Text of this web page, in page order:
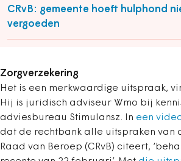
CRvB: gemeente hoeft hulphond
vergoeden
Zorgverzekering
Het is een merkwaardige uitspraak,
Hij is juridisch adviseur Wmo bij
adviesbureau Stimulansz. In een
dat de rechtbank alle uitspraken van
Raad van Beroep (CRvB) citeert,